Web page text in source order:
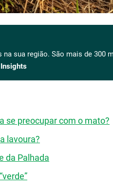
sua região. São mais de 300
se preocupar com o mato?
lavoura?
da Palhada